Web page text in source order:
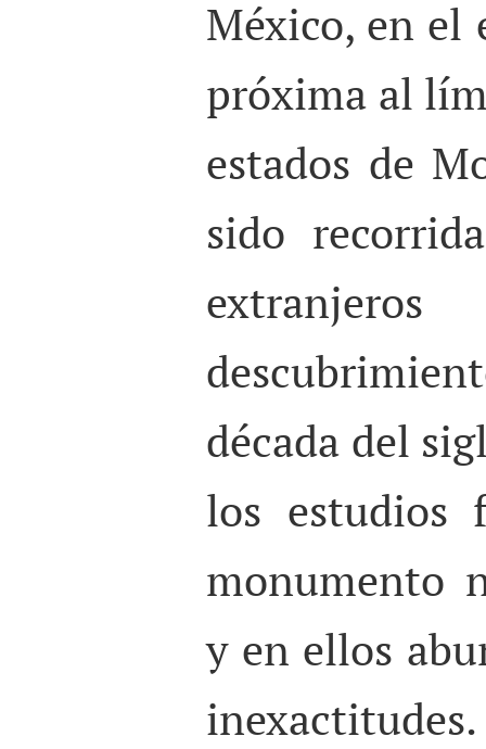
México, en el
próxima al
estados de
sido
década del
los estudios
monumento
y en ellos